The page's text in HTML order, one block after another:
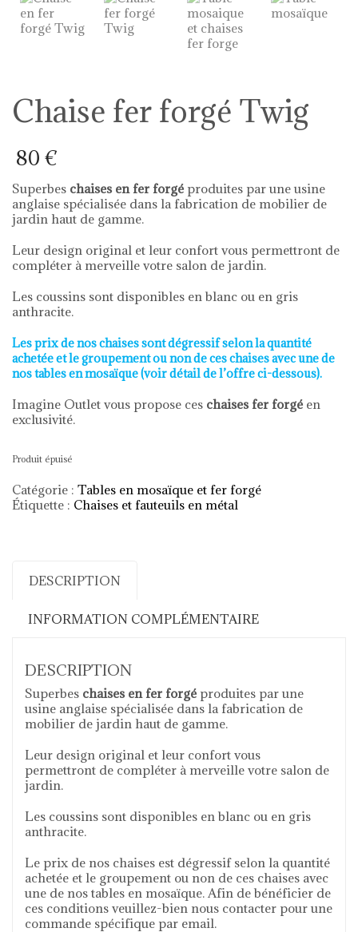
Chaise fer forgé Twig
80 €
Superbes chaises en fer forgé produites par une usine
anglaise spécialisée dans la fabrication de mobilier de
jardin haut de gamme.
Leur design original et leur confort vous permettront de
compléter à merveille votre salon de jardin.
Les coussins sont disponibles en blanc ou en gris
anthracite.
Les prix de nos chaises sont dégressif selon la quantité
achetée et le groupement ou non de ces chaises avec une de
nos tables en mosaïque (voir détail de l’offre ci-dessous).
Imagine Outlet vous propose ces chaises fer forgé en
exclusivité.
Produit épuisé
Catégorie : Tables en mosaïque et fer forgé
Étiquette : Chaises et fauteuils en métal
DESCRIPTION
INFORMATION COMPLÉMENTAIRE
DESCRIPTION
Superbes chaises en fer forgé produites par une
usine anglaise spécialisée dans la fabrication de
mobilier de jardin haut de gamme.
Leur design original et leur confort vous
permettront de compléter à merveille votre salon de
jardin.
Les coussins sont disponibles en blanc ou en gris
anthracite.
Le prix de nos chaises est dégressif selon la quantité
achetée et le groupement ou non de ces chaises avec
une de nos tables en mosaïque. Afin de bénéficier de
ces conditions veuillez-bien nous contacter pour une
commande spécifique par email.